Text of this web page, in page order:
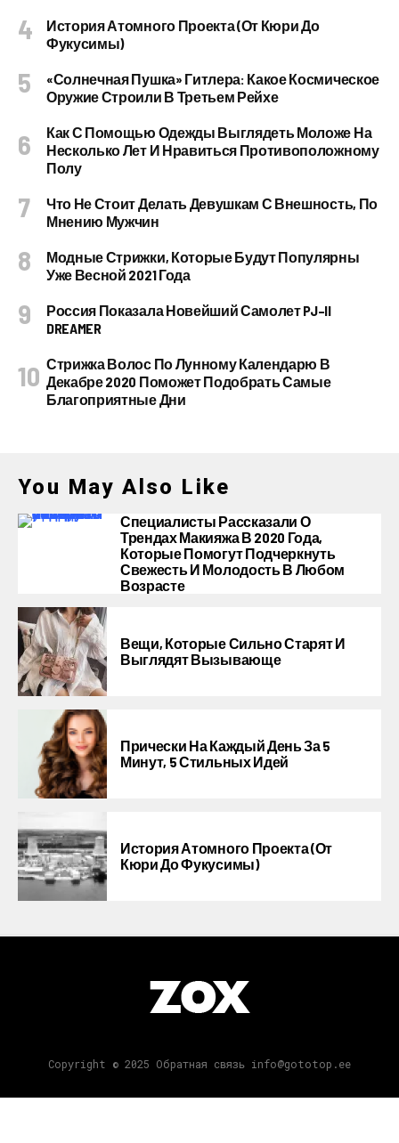
История Атомного Проекта (от Кюри До
Фукусимы)
«Солнечная Пушка» Гитлера: Какое Космическое
Оружие Строили В Третьем Рейхе
Как С Помощью Одежды Выглядеть Моложе На
Несколько Лет И Нравиться Противоположному
Полу
Что Не Стоит Делать Девушкам С Внешность, По
Мнению Мужчин
Модные Стрижки, Которые Будут Популярны
Уже Весной 2021 Года
Россия Показала Новейший Самолет PJ–II
DREAMER
Стрижка Волос По Лунному Календарю В
Декабре 2020 Поможет Подобрать Самые
Благоприятные Дни
You May Also Like
Специалисты Рассказали О
Трендах Макияжа В 2020 Года,
Которые Помогут Подчеркнуть
Свежесть И Молодость В Любом
Возрасте
Вещи, Которые Сильно Старят И
Выглядят Вызывающе
Прически На Каждый День За 5
Минут, 5 Стильных Идей
История Атомного Проекта (от
Кюри До Фукусимы)
Copyright © 2025 Обратная связь info@gototop.ee